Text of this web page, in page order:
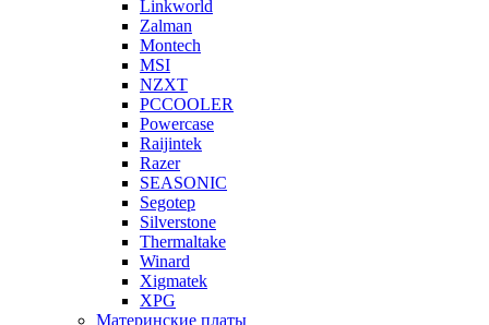
Linkworld
Zalman
Montech
MSI
NZXT
PCCOOLER
Powercase
Raijintek
Razer
SEASONIC
Segotep
Silverstone
Thermaltake
Winard
Xigmatek
XPG
Материнские платы